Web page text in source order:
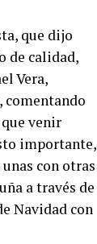
que dijo
de calidad,
Vera,
comentando
venir
importante,
con otras
a través de
Navidad con